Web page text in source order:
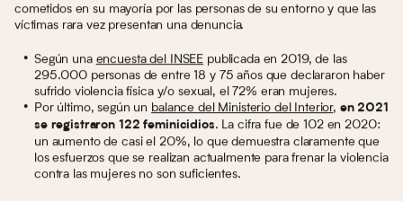
cometidos en su mayoría por las personas de su entorno y que las
víctimas rara vez presentan una denuncia.
Según una encuesta del INSEE publicada en 2019, de las
295.000 personas de entre 18 y 75 años que declararon haber
sufrido violencia física y/o sexual, el 72% eran mujeres.
Por último, según un balance del Ministerio del Interior, en 2021
se registraron 122 feminicidios. La cifra fue de 102 en 2020:
un aumento de casi el 20%, lo que demuestra claramente que
los esfuerzos que se realizan actualmente para frenar la violencia
contra las mujeres no son suficientes.